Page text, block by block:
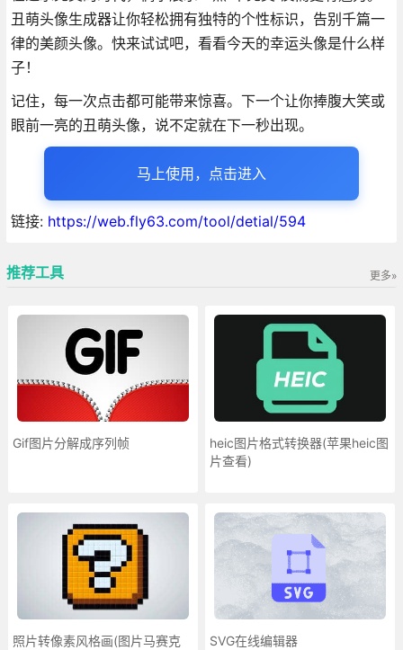
丑萌头像生成器让你轻松拥有独特的个性标识，告别千篇一
律的美颜头像。快来试试吧，看看今天的幸运头像是什么样
子！
记住，每一次点击都可能带来惊喜。下一个让你捧腹大笑或
眼前一亮的丑萌头像，说不定就在下一秒出现。
马上使用，点击进入
链接: https://web.fly63.com/tool/detial/594
推荐工具 更多»
Gif图片分解成序列帧
heic图片格式转换器(苹果heic图
片查看)
照片转像素风格画(图片马赛克
SVG在线编辑器